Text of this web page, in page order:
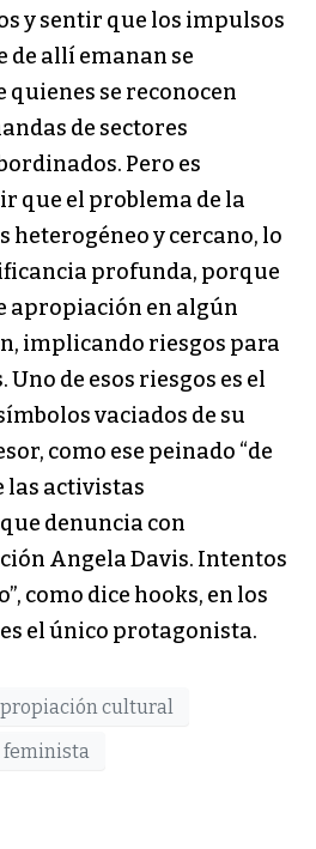
y sentir que los impulsos
de allí emanan se
quienes se reconocen
de sectores
Pero es
que el problema de la
heterogéneo y cercano, lo
profunda, porque
apropiación en algún
implicando riesgos para
de esos riesgos es el
vaciados de su
como ese peinado “de
las activistas
denuncia con
Angela Davis. Intentos
como dice hooks, en los
el único protagonista.
cultural
feminista